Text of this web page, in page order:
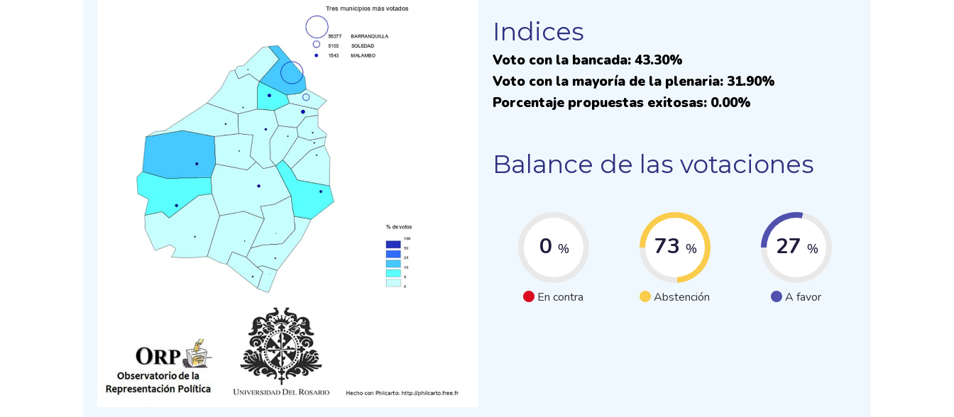
Indices
Voto con la bancada: 43.30%
Voto con la mayoría de la plenaria: 31.90%
Porcentaje propuestas exitosas: 0.00%
Balance de las votaciones
0 %
En contra
73 %
Abstención
27 %
A favor